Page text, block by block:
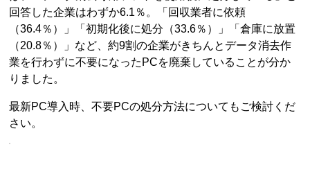
回答した企業はわずか6.1％。「回収業者に依頼
（36.4％）」「初期化後に処分（33.6％）」「倉庫に放置
（20.8％）」など、約9割の企業がきちんとデータ消去作
業を行わずに不要になったPCを廃棄していることが分か
りました。
最新PC導入時、不要PCの処分方法についてもご検討くだ
さい。